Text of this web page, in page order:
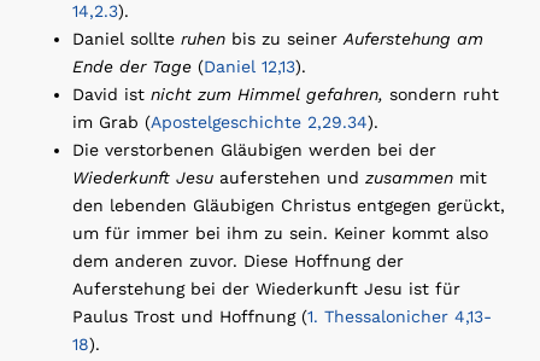
14,2.3).
Daniel sollte ruhen bis zu seiner Auferstehung am
Ende der Tage (Daniel 12,13).
David ist nicht zum Himmel gefahren, sondern ruht
im Grab (Apostelgeschichte 2,29.34).
Die verstorbenen Gläubigen werden bei der
Wiederkunft Jesu auferstehen und zusammen mit
den lebenden Gläubigen Christus entgegen gerückt,
um für immer bei ihm zu sein. Keiner kommt also
dem anderen zuvor. Diese Hoffnung der
Auferstehung bei der Wiederkunft Jesu ist für
Paulus Trost und Hoffnung (1. Thessalonicher 4,13-
18).